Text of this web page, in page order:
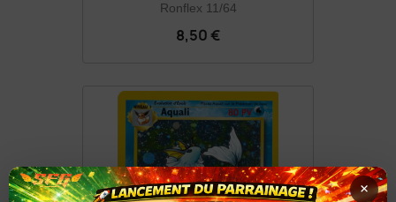
Ronflex 11/64
8,50 €
×